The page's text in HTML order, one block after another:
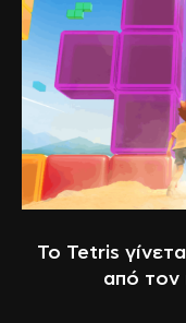
Το Tetris
από τον